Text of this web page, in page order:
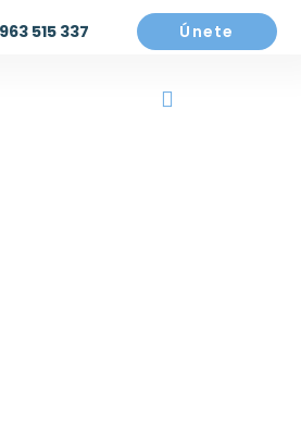
963 515 337 Únete